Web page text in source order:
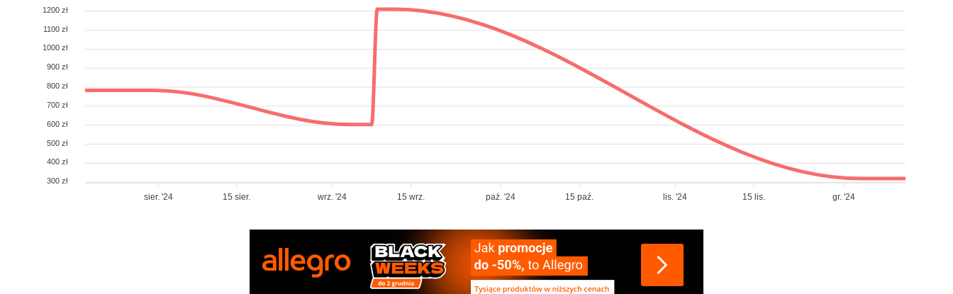
1200 zł
1100 zł
1000 zł
900 zł
800 zł
700 zł
600 zł
500 zł
400 zł
300 zł
sier. '24 15 sier. wrz. '24 15 wrz. paź. '24 15 paź. lis. '24 15 lis. gr. '24